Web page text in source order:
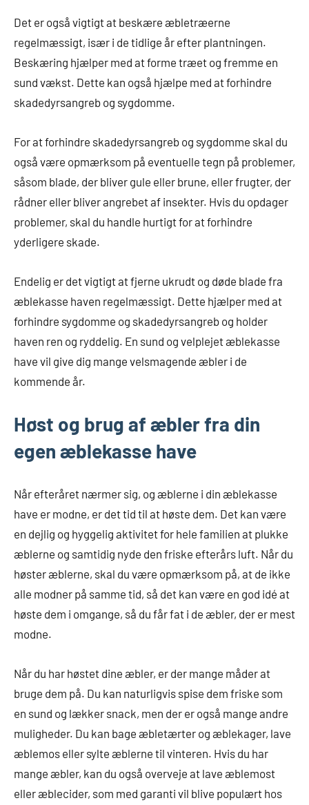
Det er også vigtigt at beskære æbletræerne
regelmæssigt, især i de tidlige år efter plantningen.
Beskæring hjælper med at forme træet og fremme en
sund vækst. Dette kan også hjælpe med at forhindre
skadedyrsangreb og sygdomme.
For at forhindre skadedyrsangreb og sygdomme skal du
også være opmærksom på eventuelle tegn på problemer,
såsom blade, der bliver gule eller brune, eller frugter, der
rådner eller bliver angrebet af insekter. Hvis du opdager
problemer, skal du handle hurtigt for at forhindre
yderligere skade.
Endelig er det vigtigt at fjerne ukrudt og døde blade fra
æblekasse haven regelmæssigt. Dette hjælper med at
forhindre sygdomme og skadedyrsangreb og holder
haven ren og ryddelig. En sund og velplejet æblekasse
have vil give dig mange velsmagende æbler i de
kommende år.
Høst og brug af æbler fra din
egen æblekasse have
Når efteråret nærmer sig, og æblerne i din æblekasse
have er modne, er det tid til at høste dem. Det kan være
en dejlig og hyggelig aktivitet for hele familien at plukke
æblerne og samtidig nyde den friske efterårs luft. Når du
høster æblerne, skal du være opmærksom på, at de ikke
alle modner på samme tid, så det kan være en god idé at
høste dem i omgange, så du får fat i de æbler, der er mest
modne.
Når du har høstet dine æbler, er der mange måder at
bruge dem på. Du kan naturligvis spise dem friske som
en sund og lækker snack, men der er også mange andre
muligheder. Du kan bage æbletærter og æblekager, lave
æblemos eller sylte æblerne til vinteren. Hvis du har
mange æbler, kan du også overveje at lave æblemost
eller æblecider, som med garanti vil blive populært hos